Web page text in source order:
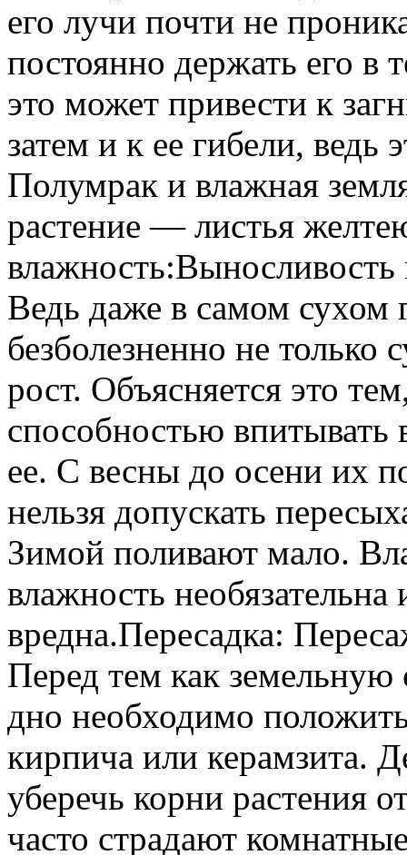
его лучи почти не
постоянно держать его в
это может привести к
затем и к ее гибели, ведь
Полумрак и влажная
растение — листья
влажность:Выносливость
Ведь даже в самом сухом
безболезненно не только
рост. Объясняется это
способностью впитывать
ее. С весны до осени их
нельзя допускать
Зимой поливают мало.
влажность необязательна
вредна.Пересадка:
Перед тем как
дно необходимо
кирпича или керамзита.
уберечь корни растения
часто страдают